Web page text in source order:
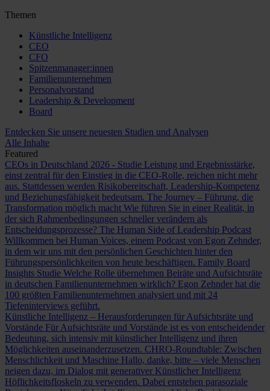
Themen
Künstliche Intelligenz
CEO
CFO
Spitzenmanager:innen
Familienunternehmen
Personalvorstand
Leadership & Development
Board
Entdecken Sie unsere neuesten Studien und Analysen
Alle Inhalte
Featured
CEOs in Deutschland 2026 - Studie Leistung und Ergebnisstärke,
einst zentral für den Einstieg in die CEO-Rolle, reichen nicht mehr
aus. Stattdessen werden Risikobereitschaft, Leadership-Kompetenz
und Beziehungsfähigkeit bedeutsam. The Journey – Führung, die
Transformation möglich macht Wie führen Sie in einer Realität, in
der sich Rahmenbedingungen schneller verändern als
Entscheidungsprozesse? The Human Side of Leadership Podcast
Willkommen bei Human Voices, einem Podcast von Egon Zehnder,
in dem wir uns mit den persönlichen Geschichten hinter den
Führungspersönlichkeiten von heute beschäftigen. Family Board
Insights Studie Welche Rolle übernehmen Beiräte und Aufsichtsräte
in deutschen Familienunternehmen wirklich? Egon Zehnder hat die
100 größten Familienunternehmen analysiert und mit 24
Tiefeninterviews geführt.
Künstliche Intelligenz – Herausforderungen für Aufsichtsräte und
Vorstände Für Aufsichtsräte und Vorstände ist es von entscheidender
Bedeutung, sich intensiv mit künstlicher Intelligenz und ihren
Möglichkeiten auseinanderzusetzen. CHRO-Roundtable: Zwischen
Menschlichkeit und Maschine Hallo, danke, bitte – viele Menschen
neigen dazu, im Dialog mit generativer Künstlicher Intelligenz
Höflichkeitsfloskeln zu verwenden. Dabei entstehen parasoziale